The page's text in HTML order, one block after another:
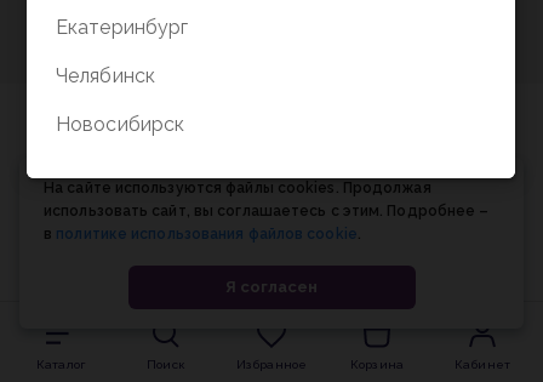
Каталог Поиск Избранное Корзина Кабинет
На сайте используются файлы cookies. Продолжая
использовать сайт, вы соглашаетесь с этим. Подробнее –
в политике использования файлов cookie.
Я согласен
Екатеринбург
Челябинск
Новосибирск